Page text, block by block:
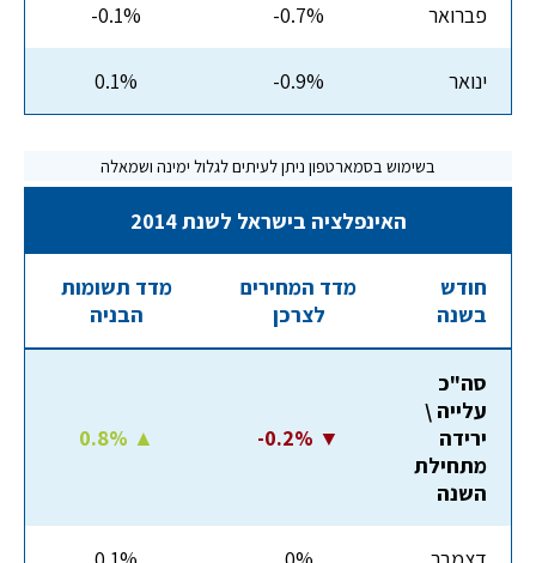
פברואר -0.7%
-0.1%
ינואר -0.9%
0.1%
האינפלציה בישראל לשנת 2014
חודש
בשנה
מדד המחירים
לצרכן
מדד תשומות
הבניה
סה"כ
עלייה \
ירידה
מתחילת
השנה
-0.2% ▼
0.8% ▲